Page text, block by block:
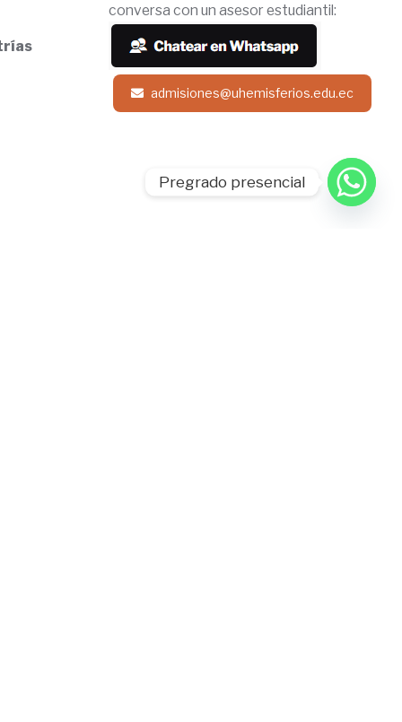
conversa con un asesor estudiantil:
admisiones@uhemisferios.edu.ec
Pregrado presencial